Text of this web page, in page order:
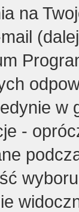
na
w
-